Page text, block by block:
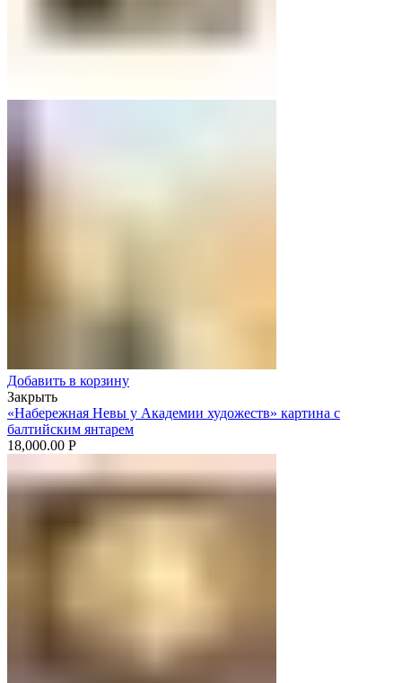
Добавить в корзину
Закрыть
«Набережная Невы у Академии художеств» картина с
балтийским янтарем
18,000.00 Р